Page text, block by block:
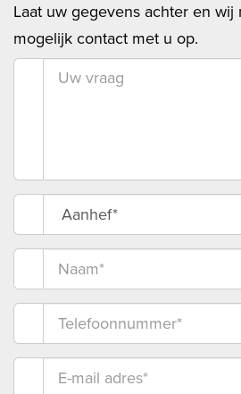
Laat uw gegevens achter en wij
mogelijk contact met u op.
Aanhef*